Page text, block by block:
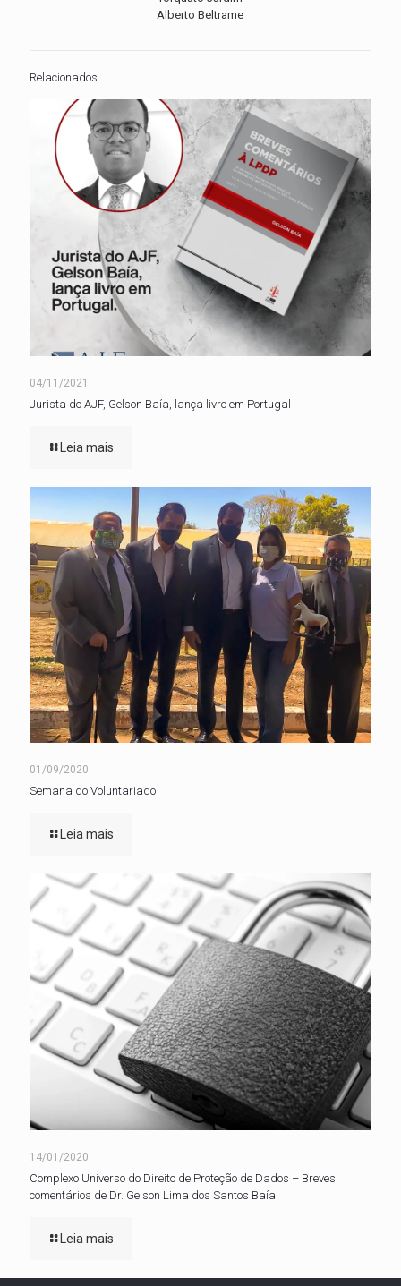
Alberto Beltrame
Relacionados
04/11/2021
Jurista do AJF, Gelson Baía, lança livro em Portugal
Leia mais
01/09/2020
Semana do Voluntariado
Leia mais
14/01/2020
Complexo Universo do Direito de Proteção de Dados – Breves
comentários de Dr. Gelson Lima dos Santos Baía
Leia mais